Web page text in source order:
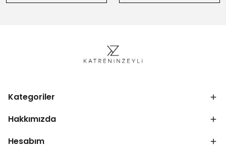
Kategoriler
Hakkımızda
Hesabım